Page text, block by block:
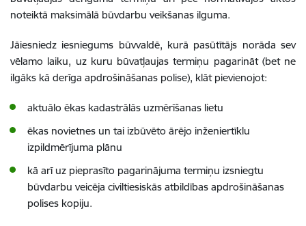
noteiktā maksimālā būvdarbu veikšanas ilguma.
Jāiesniedz iesniegums būvvaldē, kurā pasūtītājs norāda sev
vēlamo laiku, uz kuru būvatļaujas termiņu pagarināt (bet ne
ilgāks kā derīga apdrošināšanas polise), klāt pievienojot:
aktuālo ēkas kadastrālās uzmērīšanas lietu
ēkas novietnes un tai izbūvēto ārējo inženiertīklu
izpildmērījuma plānu
kā arī uz pieprasīto pagarinājuma termiņu izsniegtu
būvdarbu veicēja civiltiesiskās atbildības apdrošināšanas
polises kopiju.